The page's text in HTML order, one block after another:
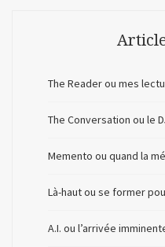
The Reader ou mes
The Conversation ou le
Memento ou quand la
Là-haut ou se former
A.I. ou l’arrivée